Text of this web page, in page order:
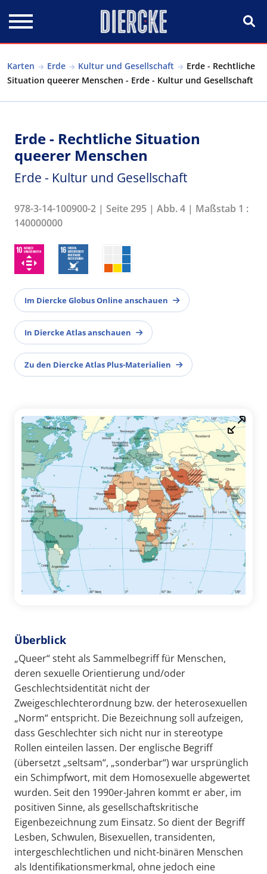
Karten Erde Kultur und Gesellschaft
Erde - Rechtliche
Situation queerer Menschen - Erde - Kultur und Gesellschaft
Erde - Rechtliche Situation
queerer Menschen
Erde - Kultur und Gesellschaft
978-3-14-100900-2 | Seite 295 | Abb. 4 | Maßstab 1 :
140000000
Im Diercke Globus Online anschauen
In Diercke Atlas anschauen
Zu den Diercke Atlas Plus-Materialien
Überblick
„Queer“ steht als Sammelbegriff für Menschen,
deren sexuelle Orientierung und/oder
Geschlechtsidentität nicht der
Zweigeschlechterordnung bzw. der heterosexuellen
„Norm“ entspricht. Die Bezeichnung soll aufzeigen,
dass Geschlechter sich nicht nur in stereotype
Rollen einteilen lassen. Der englische Begriff
(übersetzt „seltsam“, „sonderbar“) war ursprünglich
ein Schimpfwort, mit dem Homosexuelle abgewertet
wurden. Seit den 1990er-Jahren kommt er aber, im
positiven Sinne, als gesellschaftskritische
Eigenbezeichnung zum Einsatz. So dient der Begriff
Lesben, Schwulen, Bisexuellen, transidenten,
intergeschlechtlichen und nicht-binären Menschen
als Identifikationsmerkmal, ohne jedoch eine